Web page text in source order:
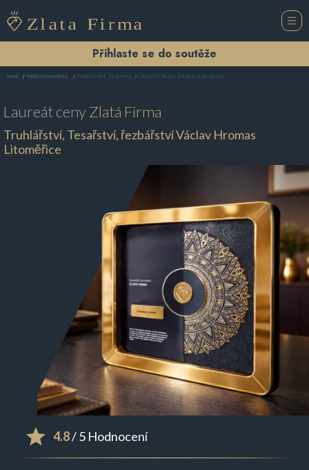
Přihlaste se do soutěže
Domů Truhlářství Litoměřice Truhlářství, Tesařství, řezbářství Václav Hromas Litoměřice
Laureát cenyZlatá Firma
Truhlářství, Tesařství, řezbářství Václav Hromas
Litoměřice
4.8/ 5 Hodnocení